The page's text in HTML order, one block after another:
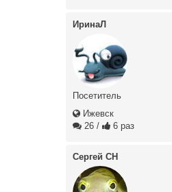
ИринаЛ
Посетитель
Ижевск
26 / 6 раз
Сергей СН